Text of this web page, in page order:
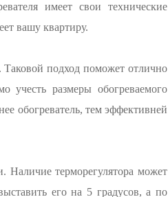
имеет свои технические
вашу квартиру.
Таковой подход поможет отлично
учесть размеры обогреваемого
обогреватель, тем эффективней
Наличие терморегулятора может
его на 5 градусов, а по